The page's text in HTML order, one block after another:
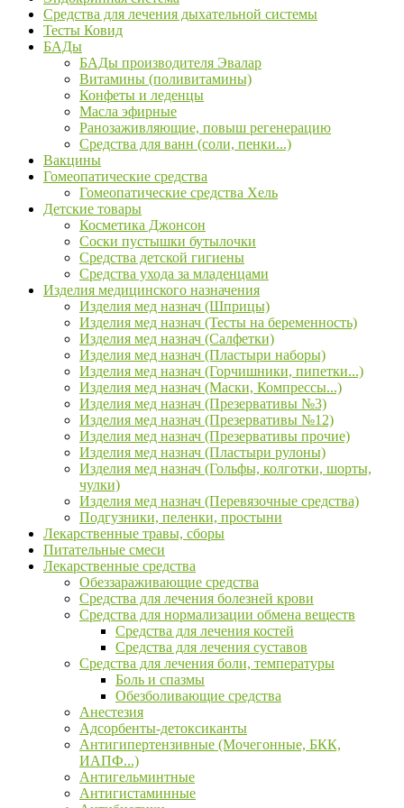
Средства для лечения дыхательной системы
Тесты Ковид
БАДы
БАДы производителя Эвалар
Витамины (поливитамины)
Конфеты и леденцы
Масла эфирные
Ранозаживляющие, повыш регенерацию
Средства для ванн (соли, пенки...)
Вакцины
Гомеопатические средства
Гомеопатические средства Хель
Детские товары
Косметика Джонсон
Соски пустышки бутылочки
Средства детской гигиены
Средства ухода за младенцами
Изделия медицинского назначения
Изделия мед назнач (Шприцы)
Изделия мед назнач (Тесты на беременность)
Изделия мед назнач (Салфетки)
Изделия мед назнач (Пластыри наборы)
Изделия мед назнач (Горчишники, пипетки...)
Изделия мед назнач (Маски, Компрессы...)
Изделия мед назнач (Презервативы №3)
Изделия мед назнач (Презервативы №12)
Изделия мед назнач (Презервативы прочие)
Изделия мед назнач (Пластыри рулоны)
Изделия мед назнач (Гольфы, колготки, шорты,
чулки)
Изделия мед назнач (Перевязочные средства)
Подгузники, пеленки, простыни
Лекарственные травы, сборы
Питательные смеси
Лекарственные средства
Обеззараживающие средства
Средства для лечения болезней крови
Средства для нормализации обмена веществ
Средства для лечения костей
Средства для лечения суставов
Средства для лечения боли, температуры
Боль и спазмы
Обезболивающие средства
Анестезия
Адсорбенты-детоксиканты
Антигипертензивные (Мочегонные, БКК,
ИАПФ...)
Антигельминтные
Антигистаминные